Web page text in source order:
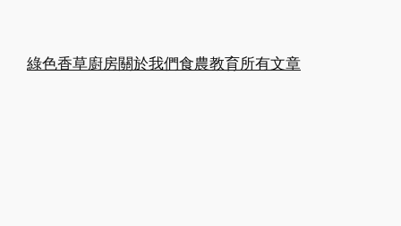
綠色香草廚房關於我們食農教育所有文章